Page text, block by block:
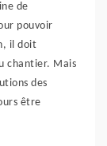
de
pouvoir
il doit
chantier. Mais
des
être